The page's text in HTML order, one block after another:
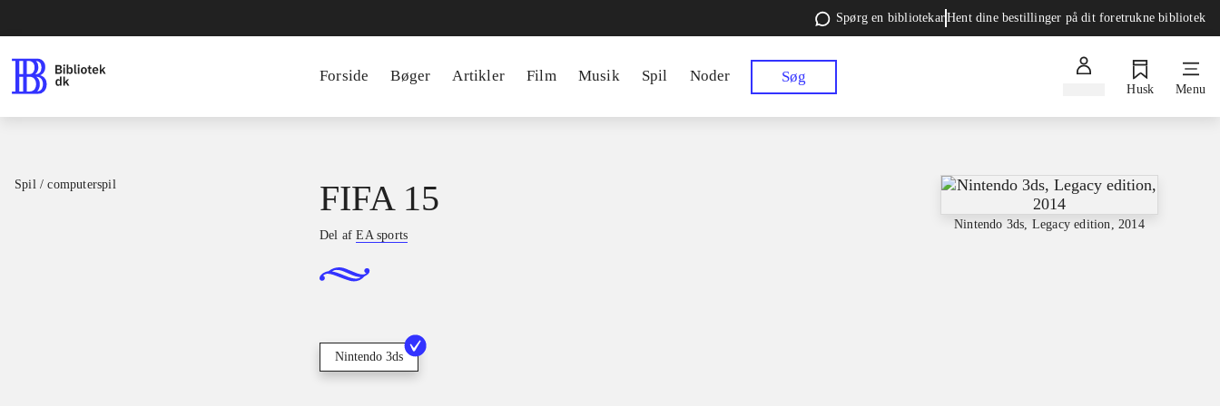
Spørg en bibliotekarHent dine bestillinger på dit foretrukne bibliotek
Forside Bøger Artikler Film Musik Spil Noder Søg
Husk Menu
Spil / computerspil
Nintendo 3ds, Legacy edition, 2014
FIFA 15
Del afEA sports
Nintendo 3ds